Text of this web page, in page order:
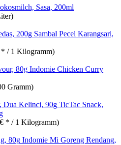
Sasa, 200ml
Sambal Pecel Karangsari,
* / 1 Kilogramm)
Indomie Chicken Curry
Gramm)
TicTac Snack,
* / 1 Kilogramm)
Indomie Mi Goreng Rendang,